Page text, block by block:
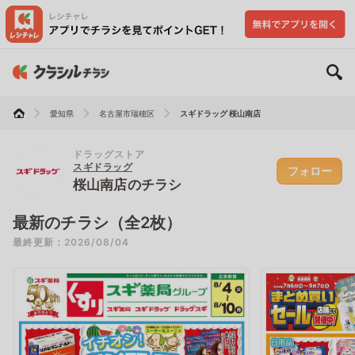
愛知県 名古屋市瑞穂区 スギドラッグ 桜山南店
ドラッグストア
スギドラッグ
桜山南店のチラシ
フォロー
最新のチラシ（全2枚）
最終更新：2026/08/04